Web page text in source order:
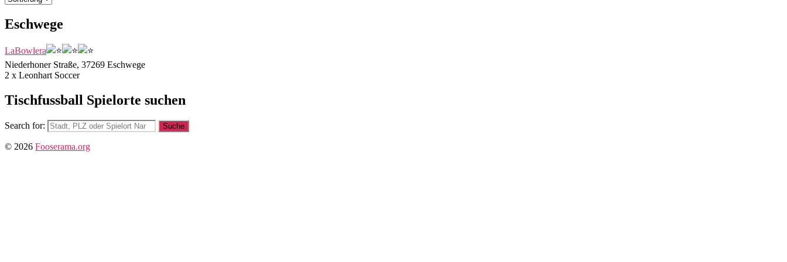
Eschwege
LaBowlera
Niederhoner Straße, 37269 Eschwege
2 x Leonhart Soccer
Tischfussball Spielorte suchen
Search for:
© 2026 Fooserama.org